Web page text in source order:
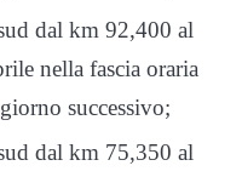
dal km 92,400 al
nella fascia oraria
successivo;
dal km 75,350 al